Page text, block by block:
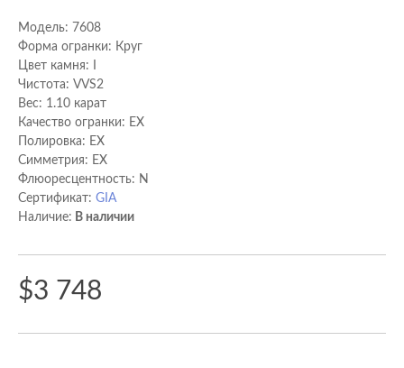
Модель: 7608
Форма огранки: Круг
Цвет камня: I
Чистота: VVS2
Вес: 1.10 карат
Качество огранки: EX
Полировка: EX
Cимметрия: EX
Флюоресцентность: N
Сертификат: GIA
Наличие: В наличии
$3 748